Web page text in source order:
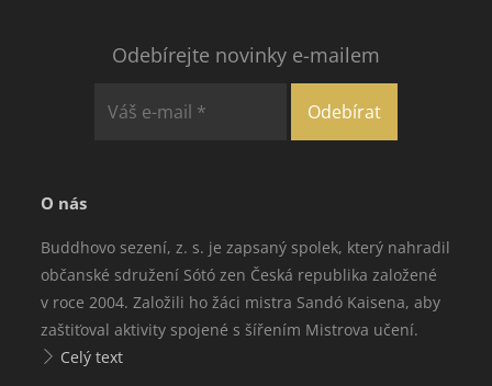
Odebírejte novinky e-mailem
O nás
Buddhovo sezení, z. s. je zapsaný spolek, který nahradil
občanské sdružení Sótó zen Česká republika založené
v roce 2004. Založili ho žáci mistra Sandó Kaisena, aby
zaštiťoval aktivity spojené s šířením Mistrova učení.
Celý text